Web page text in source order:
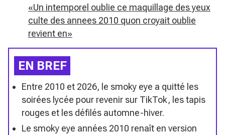
«Un intemporel oublie ce maquillage des yeux
culte des annees 2010 quon croyait oublie
revient en»
EN BREF
Entre 2010 et 2026, le smoky eye a quitté les
soirées lycée pour revenir sur TikTok, les tapis
rouges et les défilés automne-hiver.
Le smoky eye années 2010 renaît en version